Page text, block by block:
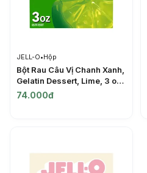
JELL-O•Hộp
Bột Rau Câu Vị Chanh Xanh,
Gelatin Dessert, Lime, 3 oz
(85g) - JELL-O
74.000đ